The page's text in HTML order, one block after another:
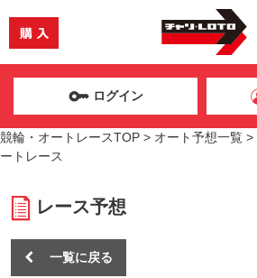
ログイン
競輪・オートレースTOP > オート予想一覧 >
ートレース
レース予想
一覧に戻る